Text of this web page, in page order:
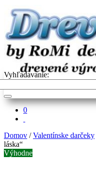
Vyhľadavanie:
0
Domov /Valentínske darčeky
láska“
Výhodne